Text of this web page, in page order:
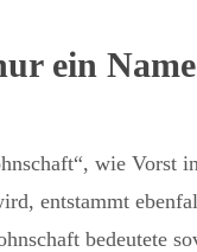
ein
wie Vorst
entstammt
bedeutete